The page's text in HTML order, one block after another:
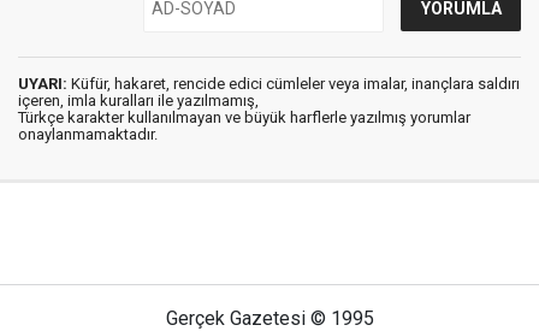
UYARI: Küfür, hakaret, rencide edici cümleler veya imalar, inançlara saldırı
içeren, imla kuralları ile yazılmamış,
Türkçe karakter kullanılmayan ve büyük harflerle yazılmış yorumlar
onaylanmamaktadır.
Gerçek Gazetesi © 1995